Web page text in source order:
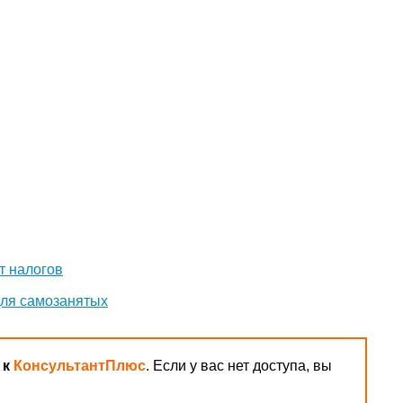
налогов
самозанятых
КонсультантПлюс. Если у вас нет доступа, вы